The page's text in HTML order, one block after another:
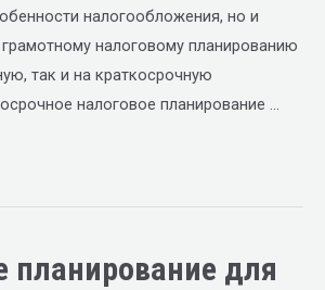
налогообложения, но и
налоговому планированию
так и на краткосрочную
налоговое планирование …
планирование для